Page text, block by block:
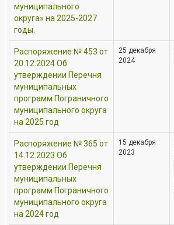
муниципального
округа» на 2025-2027
годы.
Распоряжение № 453 от
20.12.2024 Об
утверждении Перечня
муниципальных
программ Пограничного
муниципального округа
на 2025 год
25 декабря
2024
Распоряжение № 365 от
14.12.2023 Об
утверждении Перечня
муниципальных
программ Пограничного
муниципального округа
на 2024 год
15 декабря
2023